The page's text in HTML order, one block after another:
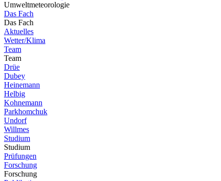
Umweltmeteorologie
Das Fach
Das Fach
Aktuelles
Wetter/Klima
Team
Team
Drüe
Dubey
Heinemann
Helbig
Kohnemann
Parkhomchuk
Undorf
Willmes
Studium
Studium
Prüfungen
Forschung
Forschung